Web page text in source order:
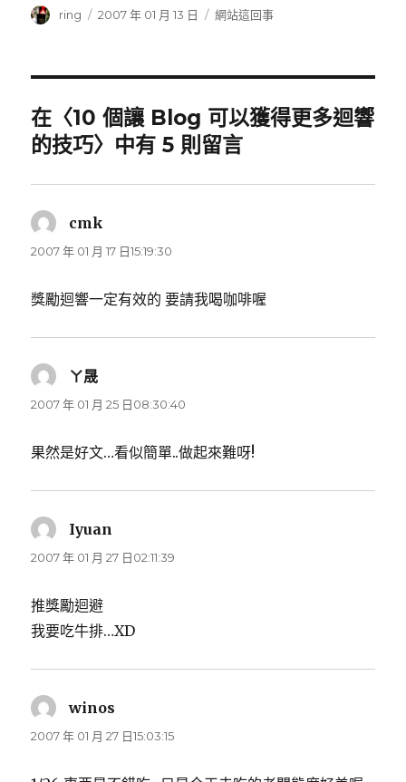
作
ring
發
2007 年 01 月 13 日
分
網站這回事
在〈10 個讓 Blog 可以獲得更多迴響
的技巧〉中有 5 則留言
cmk
示:
2007 年 01 月 17 日15:19:30
獎勵迴響一定有效的 要請我喝咖啡喔
ㄚ晟
示:
2007 年 01 月 25 日08:30:40
果然是好文…看似簡單..做起來難呀!
Iyuan
示:
2007 年 01 月 27 日02:11:39
推獎勵迴避
我要吃牛排…XD
winos
示:
2007 年 01 月 27 日15:03:15